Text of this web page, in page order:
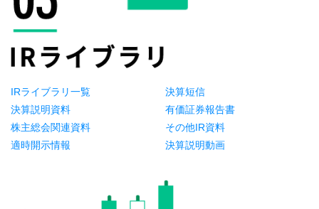
IRライブラリ一覧
決算短信
決算説明資料
有価証券報告書
株主総会関連資料
その他IR資料
適時開示情報
決算説明動画